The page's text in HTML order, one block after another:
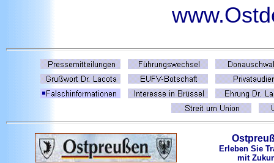
Erleben Sie
mit